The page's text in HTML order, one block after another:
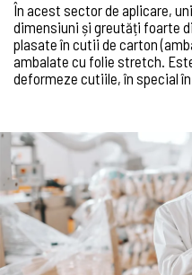
În acest sector de aplicare,
dimensiuni și greutăți foarte
plasate în cutii de carton
ambalate cu folie stretch.
deformeze cutiile, în special